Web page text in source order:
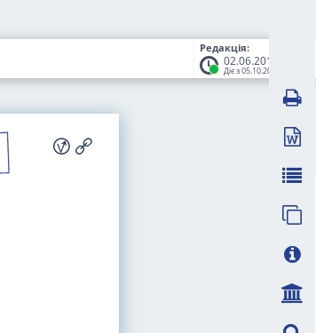
Редакція:
02.06.2016
Діє з 05.10.2016